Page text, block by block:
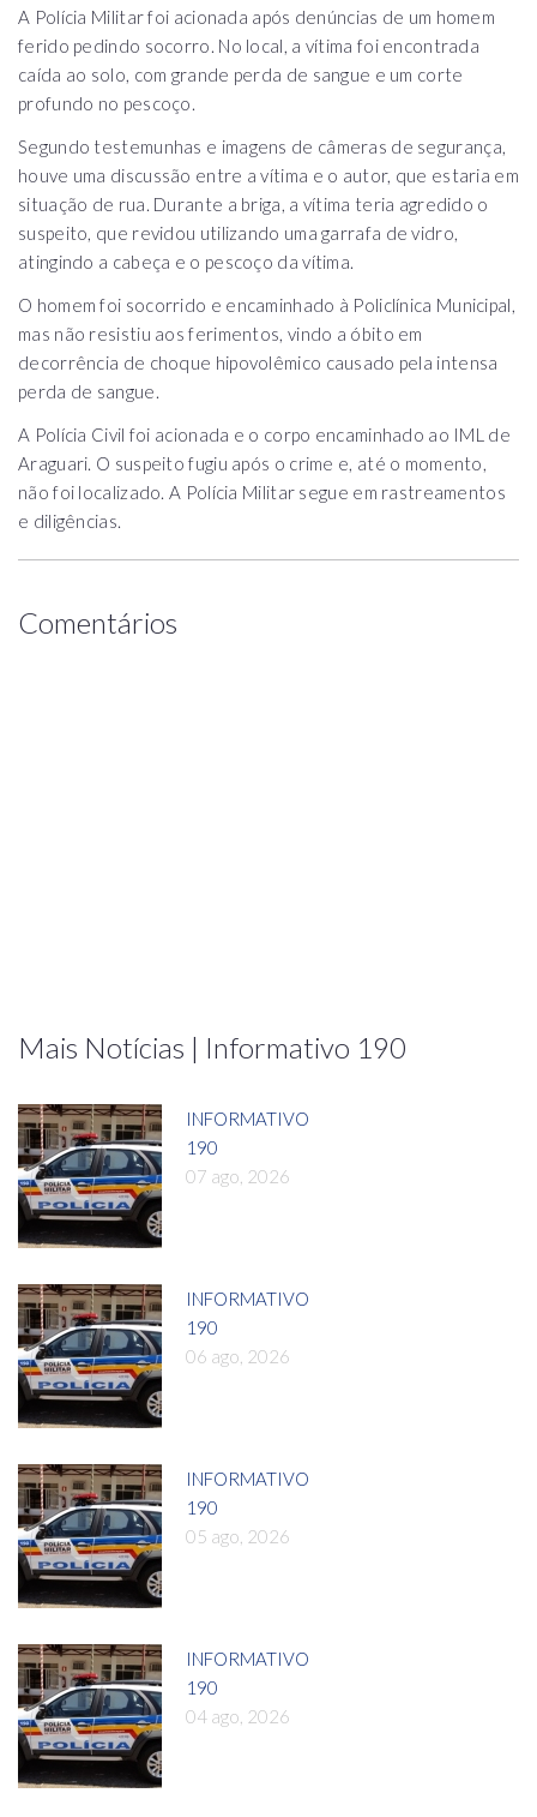
A Polícia Militar foi acionada após denúncias de um homem
ferido pedindo socorro. No local, a vítima foi encontrada
caída ao solo, com grande perda de sangue e um corte
profundo no pescoço.
Segundo testemunhas e imagens de câmeras de segurança,
houve uma discussão entre a vítima e o autor, que estaria em
situação de rua. Durante a briga, a vítima teria agredido o
suspeito, que revidou utilizando uma garrafa de vidro,
atingindo a cabeça e o pescoço da vítima.
O homem foi socorrido e encaminhado à Policlínica Municipal,
mas não resistiu aos ferimentos, vindo a óbito em
decorrência de choque hipovolêmico causado pela intensa
perda de sangue.
A Polícia Civil foi acionada e o corpo encaminhado ao IML de
Araguari. O suspeito fugiu após o crime e, até o momento,
não foi localizado. A Polícia Militar segue em rastreamentos
e diligências.
Comentários
Mais Notícias | Informativo 190
INFORMATIVO
190
07 ago, 2026
INFORMATIVO
190
06 ago, 2026
INFORMATIVO
190
05 ago, 2026
INFORMATIVO
190
04 ago, 2026